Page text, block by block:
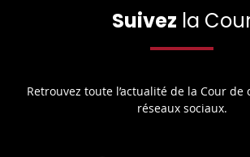
Suivez la
Retrouvez toute l’actualité de la Cour de
réseaux sociaux.